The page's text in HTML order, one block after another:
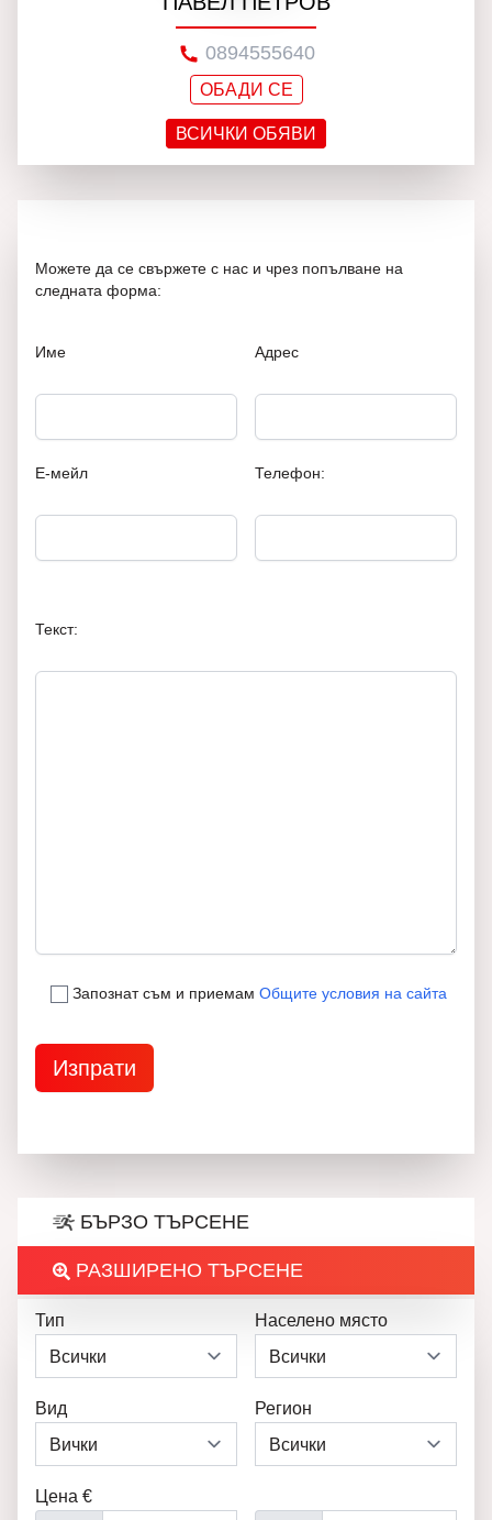
0894555640
ОБАДИ СЕ
ВСИЧКИ ОБЯВИ
Можете да се свържете с нас и чрез попълване на
следната форма:
Име
Е-мейл
Адрес
Телефон:
Текст:
Запознат съм и приемам Общите условия на сайта
БЪРЗО ТЪРСЕНЕ
РАЗШИРЕНО ТЪРСЕНЕ
Тип Населено място
Вид Регион
Цена €